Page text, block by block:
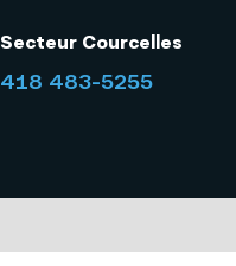
Secteur Courcelles
418 483-5255